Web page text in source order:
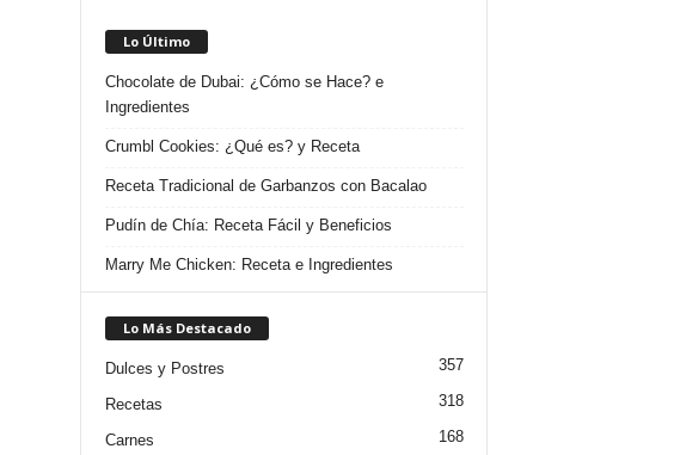
Lo Último
Chocolate de Dubai: ¿Cómo se Hace? e
Ingredientes
Crumbl Cookies: ¿Qué es? y Receta
Receta Tradicional de Garbanzos con Bacalao
Pudín de Chía: Receta Fácil y Beneficios
Marry Me Chicken: Receta e Ingredientes
Lo Más Destacado
Dulces y Postres 357
Recetas 318
Carnes 168